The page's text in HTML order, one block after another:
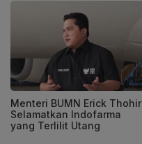
Menteri BUMN Erick Thohir
Selamatkan Indofarma
yang Terlilit Utang